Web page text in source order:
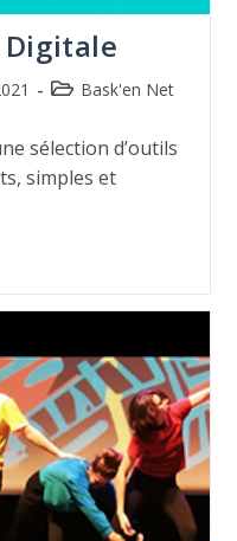
Digitale
Bask'en Net
sélection d’outils
simples et